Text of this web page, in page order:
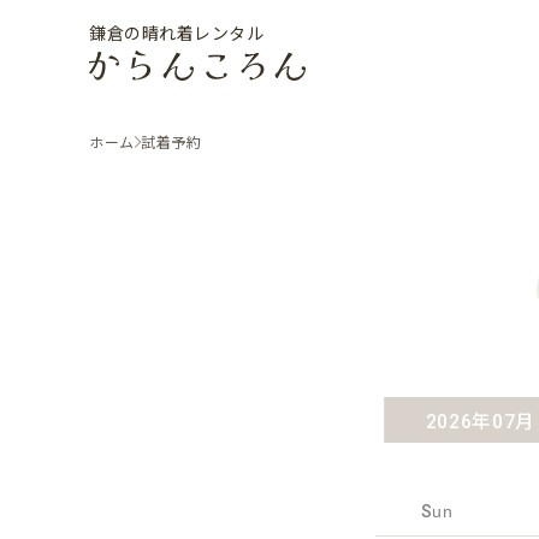
鎌倉の晴れ着レンタル
ホーム 試着予約
2026年07月
Sun